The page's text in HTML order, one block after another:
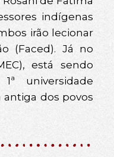
indígenas
irão lecionar
(Faced). Já no
está sendo
universidade
dos povos